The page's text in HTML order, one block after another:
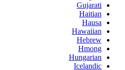
Gujarati
Haitian
Hausa
Hawaiian
Hebrew
Hmong
Hungarian
Icelandic